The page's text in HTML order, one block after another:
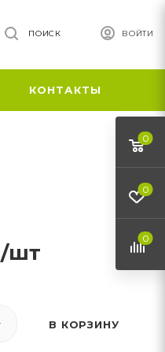
ВОЙТИ
ПОИСК
КОНТАКТЫ
/шт
В КОРЗИНУ
0
0
0